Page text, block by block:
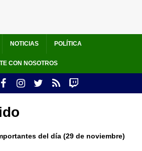
NOTICIAS POLÍTICA
CON NOSOTROS
del día (29 de noviembre)